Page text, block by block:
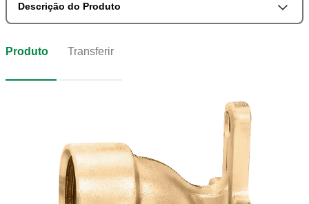
Descrição do Produto
Produto Transferir